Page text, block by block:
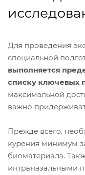
Для проведения
специальной
выполняется
списку ключевых
максимальной
важно
Прежде всего,
курения минимум
биоматериала.
интраназальными